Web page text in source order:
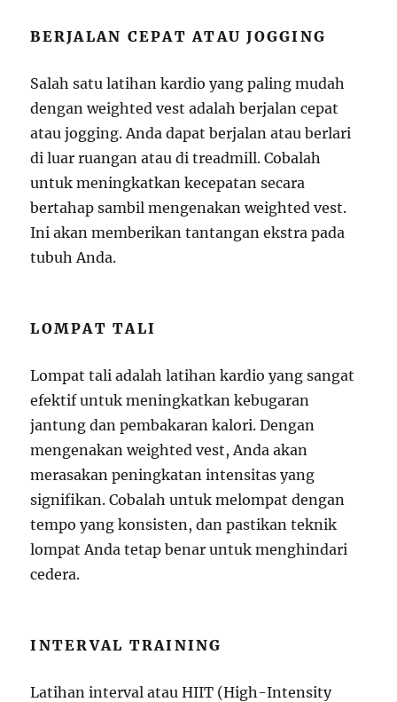
BERJALAN CEPAT ATAU JOGGING
Salah satu latihan kardio yang paling mudah
dengan weighted vest adalah berjalan cepat
atau jogging. Anda dapat berjalan atau berlari
di luar ruangan atau di treadmill. Cobalah
untuk meningkatkan kecepatan secara
bertahap sambil mengenakan weighted vest.
Ini akan memberikan tantangan ekstra pada
tubuh Anda.
LOMPAT TALI
Lompat tali adalah latihan kardio yang sangat
efektif untuk meningkatkan kebugaran
jantung dan pembakaran kalori. Dengan
mengenakan weighted vest, Anda akan
merasakan peningkatan intensitas yang
signifikan. Cobalah untuk melompat dengan
tempo yang konsisten, dan pastikan teknik
lompat Anda tetap benar untuk menghindari
cedera.
INTERVAL TRAINING
Latihan interval atau HIIT (High-Intensity